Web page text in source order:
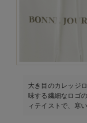
大き目のカレッジ
味する繊細なロゴ
ィテイストで、寒